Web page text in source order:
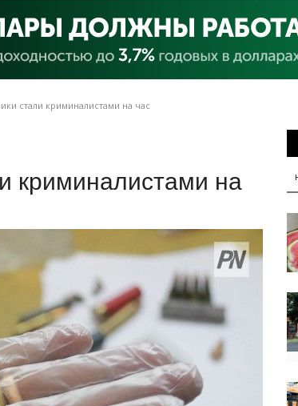
стали криминалистами на час
криминалистами на